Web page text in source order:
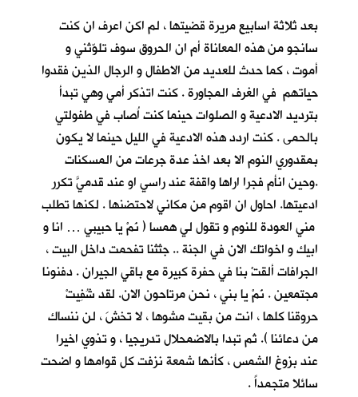
بعد ثلاثة اسابيع مريرة قضيتها ، لم اكن اعرف ان كنت
سانجو من هذه المعاناة أم ان الحروق سوف تلوّثني و
أموت ، كما حدث للعديد من الاطفال و الرجال الذين فقدوا
حياتهم في الغرف المجاورة . كنت اتذكر أمي وهي تبدأ
بترديد الادعية و الصلوات حينما كنت اُصاب في طفولتي
بالحمى . كنت اردد هذه الادعية في الليل حينما لا يكون
بمقدوري النوم الا بعد اخذ عدة جرعات من المسكنات
.وحين انأم فجرا اراها واقفة عند راسي او عند قدميَّ تكرر
ادعيتها. احاول ان اقوم من مكاني لاحتضنها . لكنها تطلب
مني العودة للنوم و تقول لي همسا ( نَمْ يا حبيبي … انا و
ابيك و اخواتك الان في الجنة .. جثثنا تفحمت داخل البيت ،
الجرافات ألقتْ بنا في حفرة كبيرة مع باقي الجيران . دفنونا
مجتمعين . نَمْ يا بني ، نحن مرتاحون الان. لقد شُفِيتْ
حروقنا كلها ، انت من بقيت مشوها ، لا تخشَ ، لن ننساك
من دعائنا ). ثم تبدا بالاضمحلال تدريجيا ، و تذوي اخيرا
عند بزوغ الشمس ، كأنها شمعة نزفت كل قوامها و اضحت
سائلا متجمداً .